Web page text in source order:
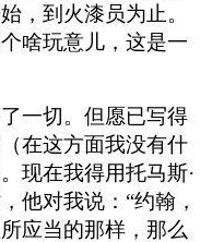
，到火漆员为止。
啥玩意儿，这是一
一切。但愿已写得
在这方面我没有什
现在我得用托马斯·
他对我说：“约翰，
应当的那样，那么